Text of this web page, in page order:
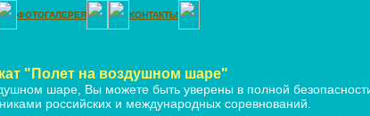
ФОТОГАЛЕРЕЯ КОНТАКТЫ
"Полет на воздушном шаре"
шаре, Вы можете быть уверены в полной
российских и международных соревнований.